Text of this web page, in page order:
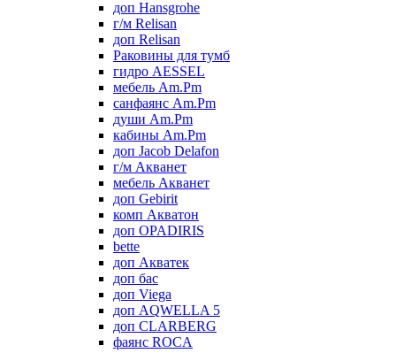
доп Hansgrohe
г/м Relisan
доп Relisan
Раковины для тумб
гидро AESSEL
мебель Am.Pm
санфаянс Am.Pm
души Am.Pm
кабины Am.Pm
доп Jacob Delafon
г/м Акванет
мебель Акванет
доп Gebirit
комп Акватон
доп OPADIRIS
bette
доп Акватек
доп бас
доп Viega
доп AQWELLA 5
доп CLARBERG
фаянс ROCA